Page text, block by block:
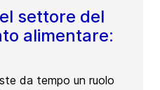
settore del
alimentare:
da tempo un ruolo